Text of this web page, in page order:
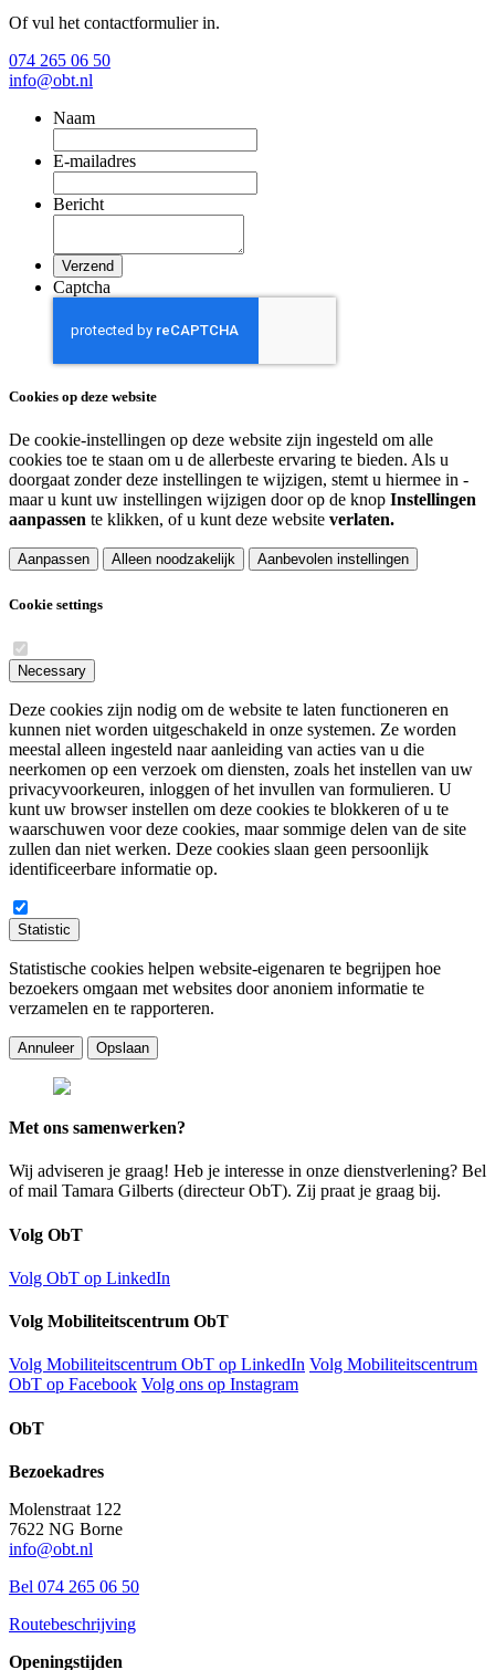
Of vul het contactformulier in.
074 265 06 50
info@obt.nl
Naam
E-mailadres
Bericht
Captcha
Cookies op deze website
De cookie-instellingen op deze website zijn ingesteld om alle
cookies toe te staan om u de allerbeste ervaring te bieden. Als u
doorgaat zonder deze instellingen te wijzigen, stemt u hiermee in -
maar u kunt uw instellingen wijzigen door op de knop Instellingen
aanpassen te klikken, of u kunt deze website verlaten.
Aanpassen Alleen noodzakelijk Aanbevolen instellingen
Cookie settings
Necessary
Deze cookies zijn nodig om de website te laten functioneren en
kunnen niet worden uitgeschakeld in onze systemen. Ze worden
meestal alleen ingesteld naar aanleiding van acties van u die
neerkomen op een verzoek om diensten, zoals het instellen van uw
privacyvoorkeuren, inloggen of het invullen van formulieren. U
kunt uw browser instellen om deze cookies te blokkeren of u te
waarschuwen voor deze cookies, maar sommige delen van de site
zullen dan niet werken. Deze cookies slaan geen persoonlijk
identificeerbare informatie op.
Statistic
Statistische cookies helpen website-eigenaren te begrijpen hoe
bezoekers omgaan met websites door anoniem informatie te
verzamelen en te rapporteren.
Annuleer Opslaan
Met ons samenwerken?
Wij adviseren je graag! Heb je interesse in onze dienstverlening? Bel
of mail Tamara Gilberts (directeur ObT). Zij praat je graag bij.
Volg ObT
Volg ObT op LinkedIn
Volg Mobiliteitscentrum ObT
Volg Mobiliteitscentrum ObT op LinkedIn Volg Mobiliteitscentrum
ObT op Facebook Volg ons op Instagram
ObT
Bezoekadres
Molenstraat 122
7622 NG Borne
info@obt.nl
Bel 074 265 06 50
Routebeschrijving
Openingstijden